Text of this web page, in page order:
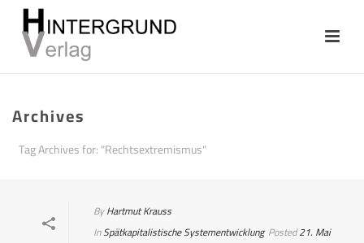
Archives
Tag Archives for: "Rechtsextremismus"
ByHartmut Krauss
InSpätkapitalistische Systementwicklung Posted21. Mai